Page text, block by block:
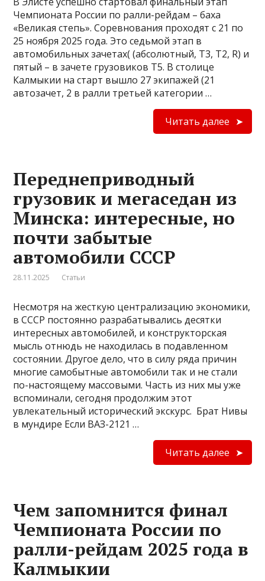
Чемпионата России по ралли-рейдам – баха
«Великая степь». Соревнования проходят с 21 по
25 ноября 2025 года. Это седьмой этап в
автомобильных зачетах( (абсолютный, Т3, Т2, R) и
пятый – в зачете грузовиков Т5. В столице
Калмыкии на старт вышло 27 экипажей (21
автозачет, 2 в ралли третьей категории …
Читать далее
Переднеприводный
грузовик и мегаседан из
Минска: интересные, но
почти забытые
автомобили СССР
28.11.2025 Статьи
Несмотря на жесткую централизацию экономики,
в СССР постоянно разрабатывались десятки
интересных автомобилей, и конструкторская
мысль отнюдь не находилась в подавленном
состоянии. Другое дело, что в силу ряда причин
многие самобытные автомобили так и не стали
по-настоящему массовыми. Часть из них мы уже
вспоминали, сегодня продолжим этот
увлекательный исторический экскурс. Брат Нивы
в мундире Если ВАЗ-2121 …
Читать далее
Чем запомнится финал
Чемпионата России по
ралли-рейдам 2025 года в
Калмыкии